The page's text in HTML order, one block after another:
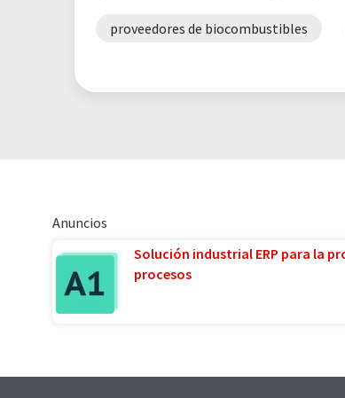
proveedores de biocombustibles
Anuncios
Solución industrial ERP para la
procesos